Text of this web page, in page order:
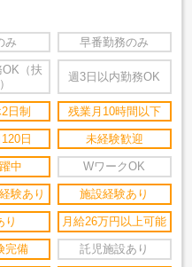
み 早番勤務のみ
（扶
週3日以内勤務OK
日制 残業月10時間以下
日 未経験歓迎
中 WワークOK
験あり 施設経験あり
り 月給26万円以上可能
完備 託児施設あり